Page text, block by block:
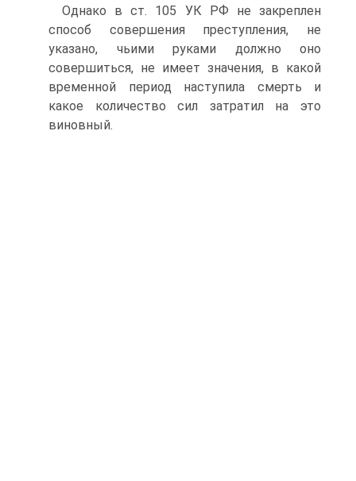
Однако в ст. 105 УК РФ не закреплен
способ совершения преступления, не
указано, чьими руками должно оно
совершиться, не имеет значения, в какой
временной период наступила смерть и
какое количество сил затратил на это
виновный.